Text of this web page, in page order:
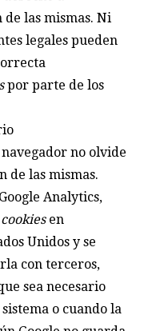
las mismas. Ni
legales pueden
por parte de los
no olvide
de las mismas.
Analytics,
cookiesen
Unidos y se
con terceros,
sea necesario
o cuando la